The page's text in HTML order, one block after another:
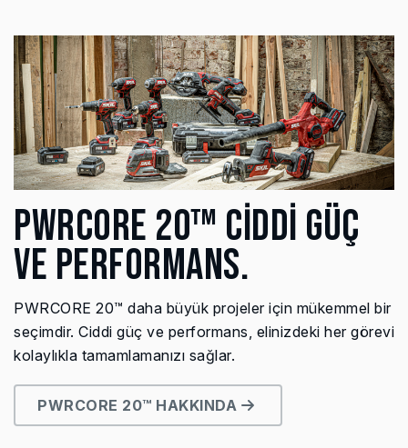
PWRCORE 20™ CİDDİ GÜÇ
VE PERFORMANS.
PWRCORE 20™ daha büyük projeler için mükemmel bir
seçimdir. Ciddi güç ve performans, elinizdeki her görevi
kolaylıkla tamamlamanızı sağlar.
PWRCORE 20™ HAKKINDA